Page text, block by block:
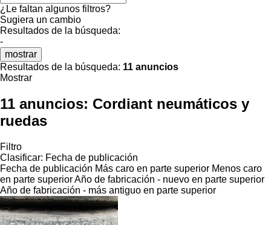
¿Le faltan algunos filtros?
Sugiera un cambio
Resultados de la búsqueda:
-
mostrar
Resultados de la búsqueda: 11 anuncios
Mostrar
11 anuncios: Cordiant neumáticos y
ruedas
Filtro
Clasificar: Fecha de publicación
Fecha de publicación Más caro en parte superior Menos caro
en parte superiorAño de fabricación - nuevo en parte superior
Año de fabricación - más antiguo en parte superior